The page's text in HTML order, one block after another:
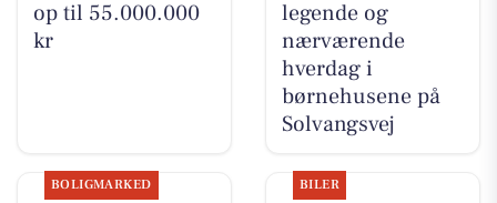
op til 55.000.000
kr
legende og
nærværende
hverdag i
børnehusene på
Solvangsvej
BOLIGMARKED BILER